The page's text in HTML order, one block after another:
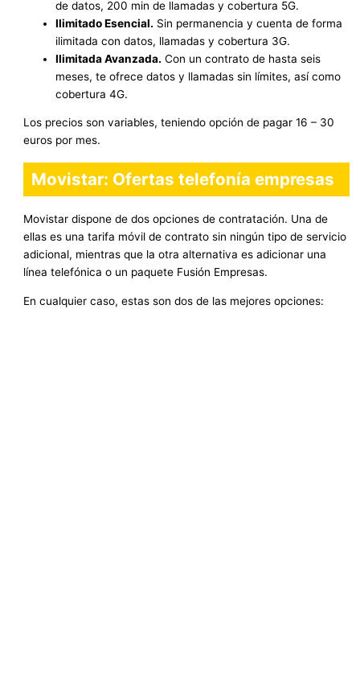
de datos, 200 min de llamadas y cobertura 5G.
Ilimitado Esencial. Sin permanencia y cuenta de forma
ilimitada con datos, llamadas y cobertura 3G.
Ilimitada Avanzada. Con un contrato de hasta seis
meses, te ofrece datos y llamadas sin límites, así como
cobertura 4G.
Los precios son variables, teniendo opción de pagar 16 – 30
euros por mes.
Movistar: Ofertas telefonía empresas
Movistar dispone de dos opciones de contratación. Una de
ellas es una tarifa móvil de contrato sin ningún tipo de servicio
adicional, mientras que la otra alternativa es adicionar una
línea telefónica o un paquete Fusión Empresas.
En cualquier caso, estas son dos de las mejores opciones: